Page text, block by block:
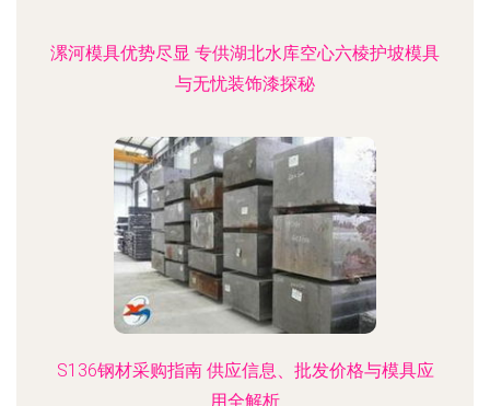
漯河模具优势尽显 专供湖北水库空心六棱护坡模具
与无忧装饰漆探秘
S136钢材采购指南 供应信息、批发价格与模具应
用全解析